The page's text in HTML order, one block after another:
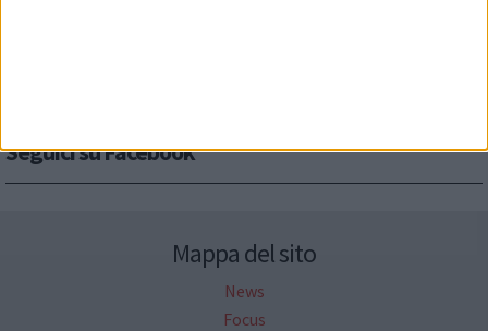
Seguici su Facebook
Mappa del sito
News
Focus